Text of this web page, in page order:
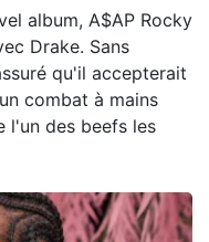
album, A$AP Rocky
Drake. Sans
qu'il accepterait
combat à mains
l'un des beefs les